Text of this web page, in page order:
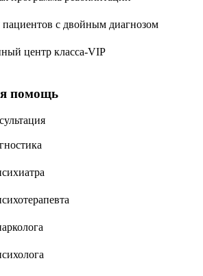
с двойным диагнозом
центр класса-VIP
помощь